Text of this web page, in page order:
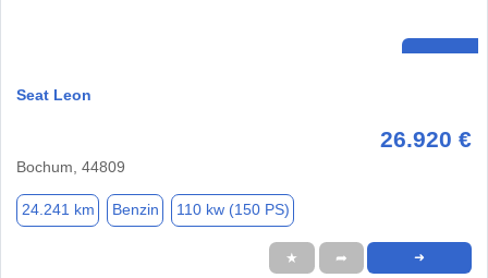
Seat Leon
26.920 €
Bochum, 44809
24.241 km Benzin 110 kw (150 PS)
★ ➦ ➜